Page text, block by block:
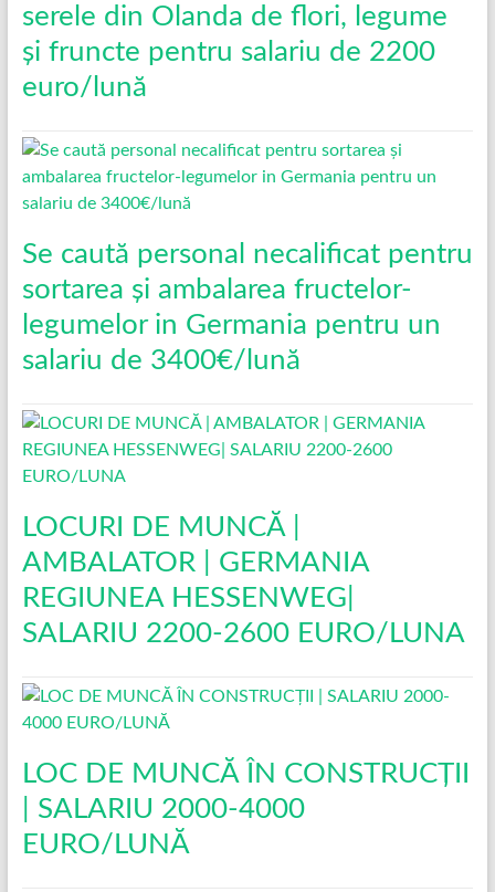
serele din Olanda de flori, legume
și fruncte pentru salariu de 2200
euro/lună
Se caută personal necalificat pentru
sortarea și ambalarea fructelor-
legumelor in Germania pentru un
salariu de 3400€/lună
LOCURI DE MUNCĂ |
AMBALATOR | GERMANIA
REGIUNEA HESSENWEG|
SALARIU 2200-2600 EURO/LUNA
LOC DE MUNCĂ ÎN CONSTRUCŢII
| SALARIU 2000-4000
EURO/LUNĂ